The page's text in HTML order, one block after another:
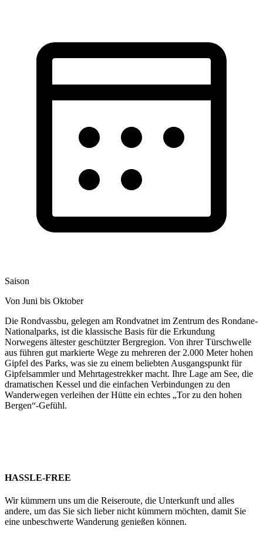
Saison
Von Juni bis Oktober
Die Rondvassbu, gelegen am Rondvatnet im Zentrum des Rondane-
Nationalparks, ist die klassische Basis für die Erkundung
Norwegens ältester geschützter Bergregion. Von ihrer Türschwelle
aus führen gut markierte Wege zu mehreren der 2.000 Meter hohen
Gipfel des Parks, was sie zu einem beliebten Ausgangspunkt für
Gipfelsammler und Mehrtagestrekker macht. Ihre Lage am See, die
dramatischen Kessel und die einfachen Verbindungen zu den
Wanderwegen verleihen der Hütte ein echtes „Tor zu den hohen
Bergen“-Gefühl.
HASSLE-FREE
Wir kümmern uns um die Reiseroute, die Unterkunft und alles
andere, um das Sie sich lieber nicht kümmern möchten, damit Sie
eine unbeschwerte Wanderung genießen können.